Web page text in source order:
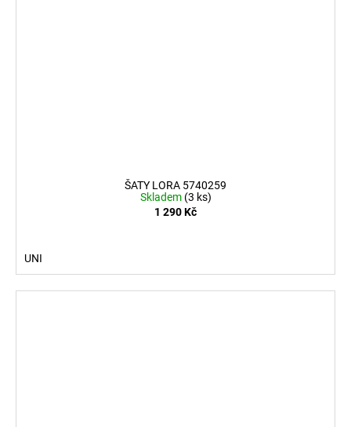
ŠATY LORA 5740259
Skladem (3 ks)
1 290 Kč
UNI